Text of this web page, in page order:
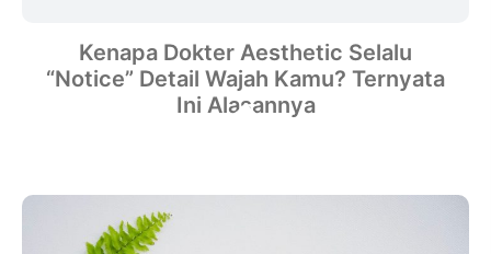
Kenapa Dokter Aesthetic Selalu
“Notice” Detail Wajah Kamu? Ternyata
Ini Alasannya